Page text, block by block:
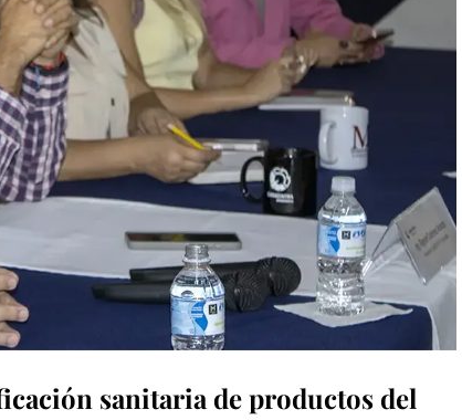
sanitaria de productos del